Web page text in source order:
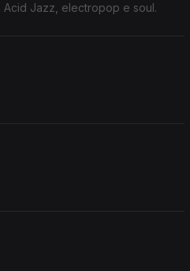
Acid Jazz, electropop e soul.